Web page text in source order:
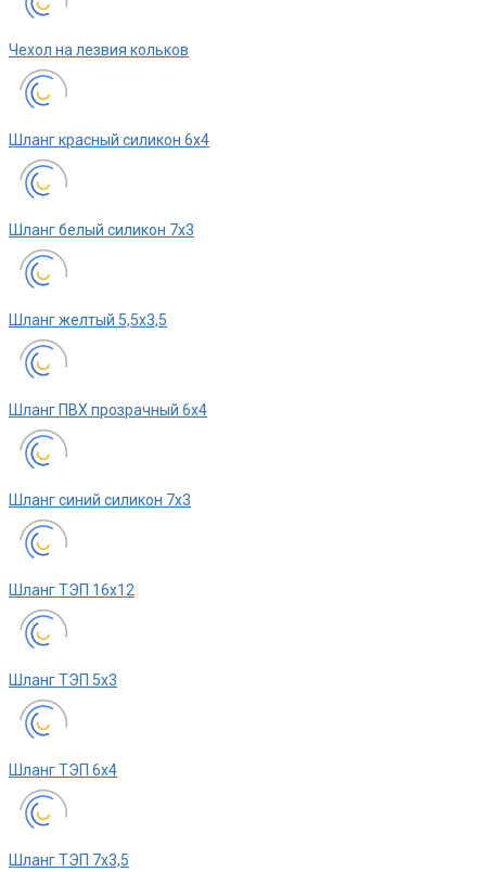
Чехол на лезвия кольков
Шланг красный силикон 6х4
Шланг белый силикон 7х3
Шланг желтый 5,5х3,5
Шланг ПВХ прозрачный 6х4
Шланг синий силикон 7х3
Шланг ТЭП 16х12
Шланг ТЭП 5х3
Шланг ТЭП 6х4
Шланг ТЭП 7х3,5